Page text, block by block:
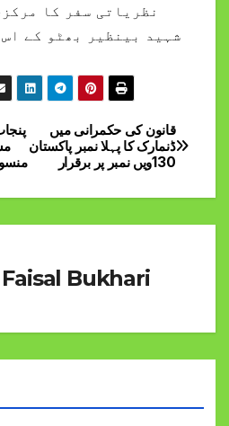
نظریاتی سفر کا
شہید بینظیر بھٹو کے اس
قانون کی حکمرانی میں
ڈنمارک کا پہلا نمبر پاکستان
130ویں نمبر پر برقرار
Faisal Bukhari